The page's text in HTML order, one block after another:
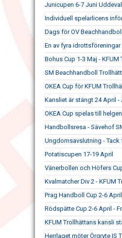
Junicupen 6-7 Juni
Individuell spelarlicens
Dags för OV
En av fyra
Bohus Cup 1-3 Maj -
SM Beachhandboll
OKEA Cup för KFUM
Kansliet är stängt 24 April -
OKEA Cup spelas till
Handbollsresa - Sävehof
Ungdomsavslutning - Tack
Potatiscupen 17-19 April
Vänerbollen och Höfers
Kvalmatcher Div 2 - KFUM
Prag Handboll Cup 2-6 April
Rödspätte Cup 2-6 April -
KFUM Trollhättans kansli
Herrlaget möter Örgryte IS